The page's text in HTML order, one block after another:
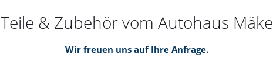
Teile & Zubehör vom Autohaus Mäke
Wir freuen uns auf Ihre Anfrage.